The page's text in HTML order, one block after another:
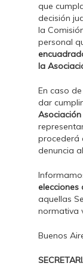
que
decisión
la
personal
la
En caso
dar
procederá
denuncia al
elecciones
aquellas
normativa
Buenos